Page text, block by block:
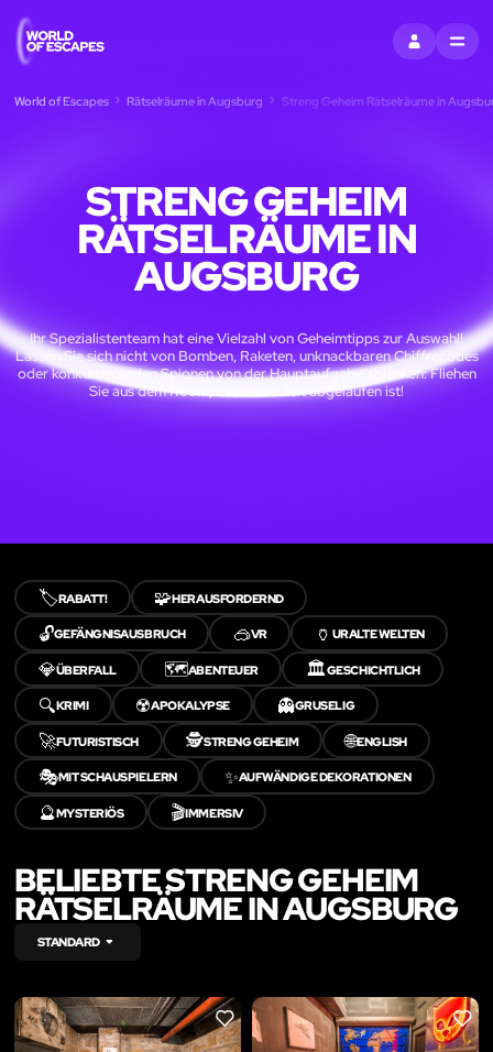
EINTRAGEN
MENU
World of Escapes Rätselräume in Augsburg Streng Geheim Rätselräume in
STRENG GEHEIM
RÄTSELRÄUME IN
AUGSBURG
Ihr Spezialistenteam hat eine Vielzahl von Geheimtipps zur Auswahl!
Lassen Sie sich nicht von Bomben, Raketen, unknackbaren Chiffrecodes
oder konkurrierenden Spionen von der Hauptaufgabe ablenken: Fliehen
Sie aus dem Room, bevor die Zeit abgelaufen ist!
🏷️RABATT! 🧩HERAUSFORDERND
🔓GEFÄNGNISAUSBRUCH 🥽VR 🏺 URALTE WELTEN
💎ÜBERFALL 🗺️ABENTEUER 🏛️GESCHICHTLICH
🔍KRIMI ☢️APOKALYPSE 👻GRUSELIG
🚀FUTURISTISCH 🕵️STRENG GEHEIM 🌐ENGLISH
🎭MIT SCHAUSPIELERN ✨AUFWÄNDIGE DEKORATIONEN
🔮MYSTERIÖS 🎬IMMERSIV
BELIEBTE STRENG GEHEIM
RÄTSELRÄUME IN AUGSBURG
STANDARD
LIKE LIKE